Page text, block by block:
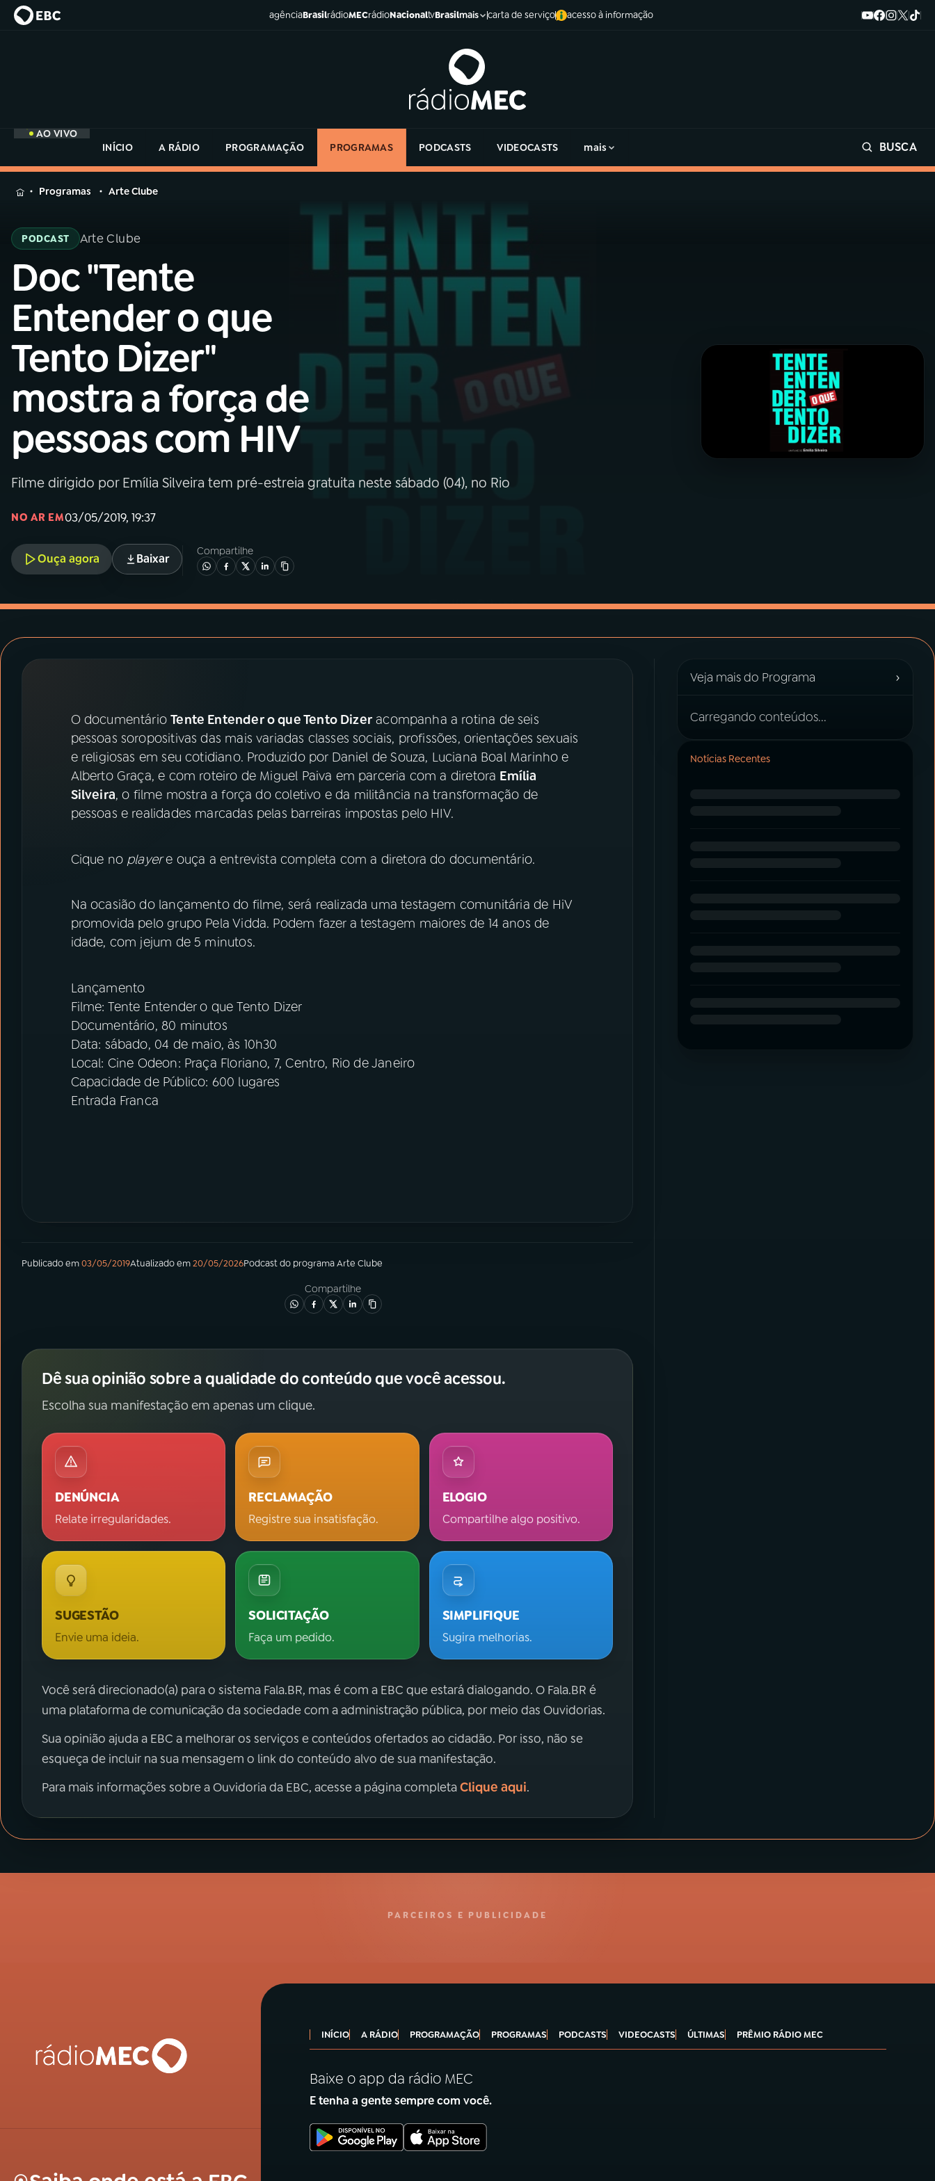
agênciaBrasilrádioMECrádioNacionaltvBrasilmais carta de serviço acesso à informação
AO VIVO
INÍCIO
A RÁDIO PROGRAMAÇÃO PROGRAMAS PODCASTS VIDEOCASTS mais BUSCA
MENU
Buscar
na
Rádio
MEC
01INÍCIO
02A RÁDIO
03PROGRAMAÇÃO
04PROGRAMAS
ACOMPANHE A RÁDIO MEC
Facebook
na
Rádio
Programas Arte Clube
PODCAST Arte Clube
Doc "Tente
Entender o que
Tento Dizer"
mostra a força de
pessoas com HIV
Filme dirigido por Emília Silveira tem pré-estreia gratuita neste sábado (04), no Rio
NO AR EM03/05/2019, 19:37
Ouça agora Baixar
Compartilhe
O documentárioTente Entender o que Tento Dizeracompanha a rotina de seis
pessoas soropositivas das mais variadas classes sociais, profissões, orientações sexuais
e religiosas em seu cotidiano. Produzido por Daniel de Souza, Luciana Boal Marinho e
Alberto Graça, e com roteiro de Miguel Paiva em parceria com a diretora Emília
Silveira, o filme mostra a força do coletivo e da militância na transformação de
pessoas e realidades marcadas pelas barreiras impostas pelo HIV.
Cique no playere ouça a entrevista completa com a diretora do documentário.
Na ocasião do lançamento do filme, será realizada uma testagem comunitária de HiV
promovida pelo grupo Pela Vidda. Podem fazer a testagem maiores de 14 anos de
idade, com jejum de 5 minutos.
Lançamento
Filme: Tente Entender o que Tento Dizer
Documentário, 80 minutos
Data: sábado, 04 de maio, às 10h30
Local: Cine Odeon: Praça Floriano, 7, Centro, Rio de Janeiro
Capacidade de Público: 600 lugares
Entrada Franca
Publicado em03/05/2019Atualizado em20/05/2026Podcastdo programaArte Clube
Compartilhe
Dê sua opinião sobre a qualidade do conteúdo que você acessou.
Escolha sua manifestação em apenas um clique.
DENÚNCIA
Relate irregularidades.
RECLAMAÇÃO
Registre sua insatisfação.
ELOGIO
Compartilhe algo positivo.
SUGESTÃO
Envie uma ideia.
SOLICITAÇÃO
Faça um pedido.
SIMPLIFIQUE
Sugira melhorias.
Você será direcionado(a) para o sistema Fala.BR, mas é com a EBC que estará dialogando. O Fala.BR é
uma plataforma de comunicação da sociedade com a administração pública, por meio das Ouvidorias.
Sua opinião ajuda a EBC a melhorar os serviços e conteúdos ofertados ao cidadão. Por isso, não se
esqueça de incluir na sua mensagem o link do conteúdo alvo de sua manifestação.
Para mais informações sobre a Ouvidoria da EBC, acesse a página completaClique aqui.
Veja mais do Programa ›
Carregando conteúdos...
Notícias Recentes
PARCEIROS E PUBLICIDADE
INÍCIO A RÁDIO PROGRAMAÇÃO PROGRAMAS PODCASTS VIDEOCASTS ÚLTIMAS PRÊMIO RÁDIO MEC
Baixe o app da rádio MEC
E tenha a gente sempre com você.